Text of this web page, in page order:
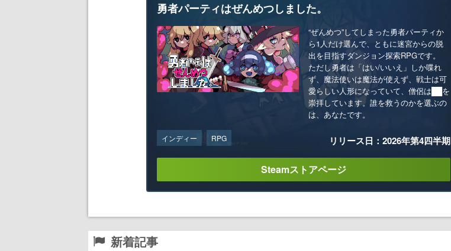
勇者パーティはぜんめつしました。
“ぜんめつ”してしまった勇者パーティか
ら1人だけ選んで、ともに迷宮からの脱
出を目指すダンジョン探索RPGです。
ただし勇者は「はい/いいえ」しか喋れ
ず、魔法使いは魔法が使えず、戦士は可
愛らしい人形になっていて、僧侶は██を
崇拝しています。誰を救うのかを選ぶの
は、あなたです。
インディー RPG リリース日：2026年第4四半期
Steamストアページ
新着記事